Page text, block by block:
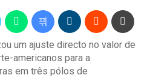
um ajuste directo no valor de
americanos para a
em três pólos de